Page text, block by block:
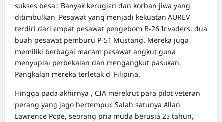
sukses besar. Banyak kerugian dan korban jiwa yang
ditimbulkan. Pesawat yang menjadi kekuatan AUREV
terdiri dari empat pesawat pengebom B-26 Invaders, dua
buah pesawat pemburu P-51 Mustang. Mereka juga
memiliki berbagai macam pesawat angkut guna
menyuplai perbekalan dan mengangkut pasukan.
Pangkalan mereka terletak di Filipina.
Hingga pada akhirnya , CIA merekrut para pilot veteran
perang yang jago bertempur. Salah satunya Allan
Lawrence Pope, seorang pria muda berusia 25 tahun,